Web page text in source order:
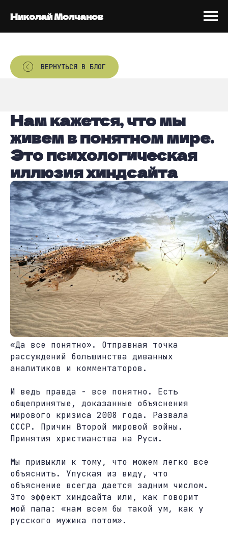
Николай Молчанов
ВЕРНУТЬСЯ В БЛОГ
Нам кажется, что мы
живем в понятном мире.
Это психологическая
иллюзия хиндсайта
«Да все понятно». Отправная точка
рассуждений большинства диванных
аналитиков и комментаторов.
И ведь правда - все понятно. Есть
общепринятые, доказанные объяснения
мирового кризиса 2008 года. Развала
СССР. Причин Второй мировой войны.
Принятия христианства на Руси.
Мы привыкли к тому, что можем легко все
объяснить. Упуская из виду, что
объяснение всегда дается задним числом.
Это эффект хиндсайта или, как говорит
мой папа: «нам всем бы такой ум, как у
русского мужика потом».